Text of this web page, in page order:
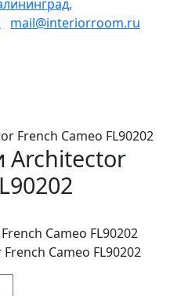
mail@interiorroom.ru
French Cameo FL90202
Architector
Cameo FL90202
Cameo FL90202